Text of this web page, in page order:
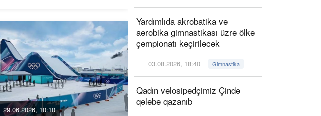
29.06.2026, 10:10
Yardımlıda akrobatika və
aerobika gimnastikası üzrə ölkə
çempionatı keçiriləcək
03.08.2026, 18:40 Gimnastika
Qadın velosipedçimiz Çində
qələbə qazanıb